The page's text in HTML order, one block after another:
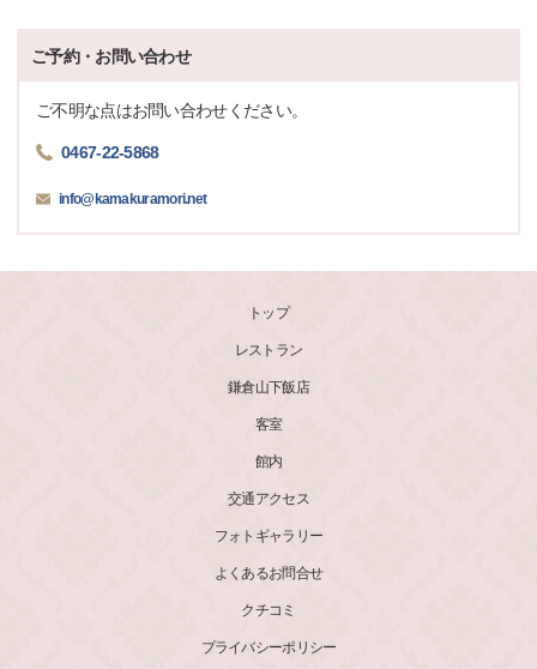
ご予約・お問い合わせ
ご不明な点はお問い合わせください。
0467-22-5868
info@kamakuramori.net
トップ
レストラン
鎌倉山下飯店
客室
館内
交通アクセス
フォトギャラリー
よくあるお問合せ
クチコミ
プライバシーポリシー